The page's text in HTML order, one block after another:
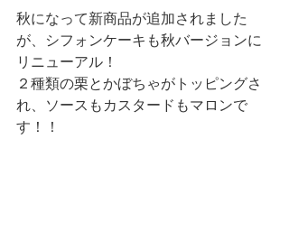
秋になって新商品が追加されました
が、シフォンケーキも秋バージョンに
リニューアル！
２種類の栗とかぼちゃがトッピングさ
れ、ソースもカスタードもマロンで
す！！